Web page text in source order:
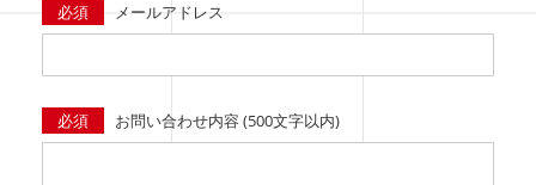
必須 メールアドレス
必須 お問い合わせ内容 (500文字以内)